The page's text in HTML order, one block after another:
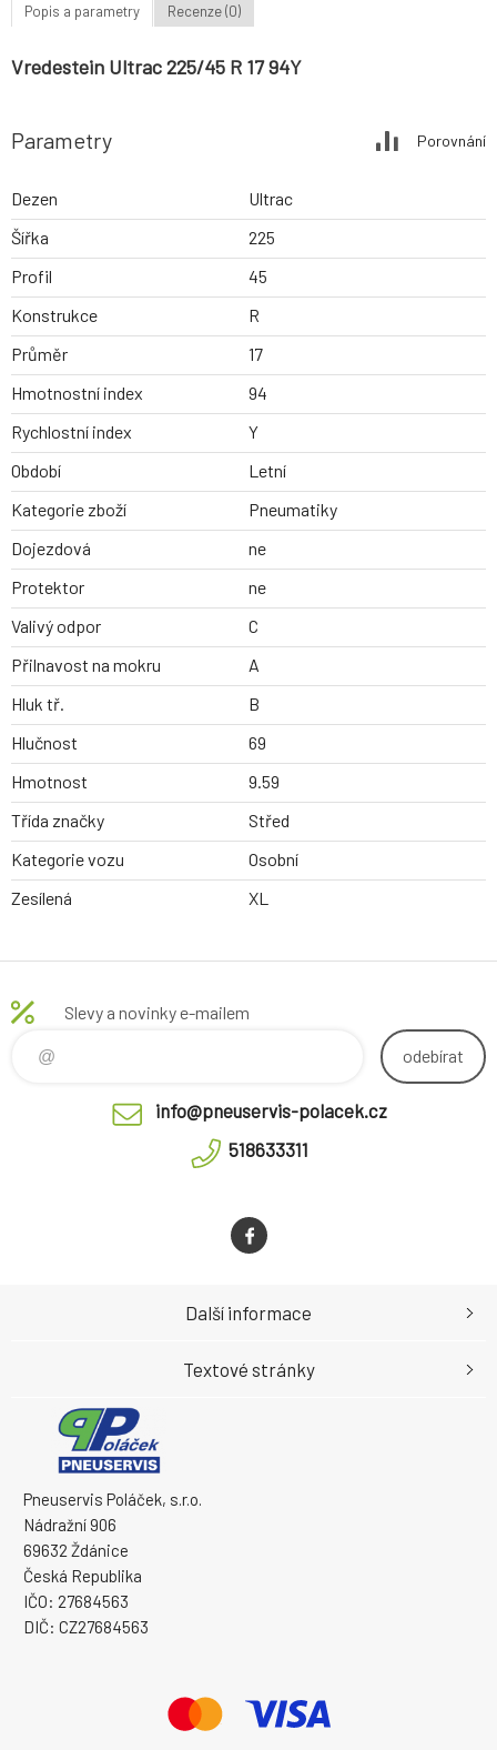
Popis a parametry Recenze (0)
Vredestein Ultrac 225/45 R 17 94Y
Parametry Porovnání
Dezen
Ultrac
Šířka
225
Profil
45
Konstrukce
R
Průměr
17
Hmotnostní index
94
Rychlostní index
Y
Období
Letní
Kategorie zboží
Pneumatiky
Dojezdová
ne
Protektor
ne
Valivý odpor
C
Přilnavost na mokru
A
Hluk tř.
B
Hlučnost
69
Hmotnost
9.59
Třída značky
Střed
Kategorie vozu
Osobní
Zesílená
XL
Slevy a novinky e-mailem
odebírat
info@pneuservis-polacek.cz
518633311
Pneuservis Poláček, s.r.o.
Nádražní 906
69632 Ždánice
Česká Republika
IČO: 27684563
DIČ: CZ27684563
Další informace
Textové stránky